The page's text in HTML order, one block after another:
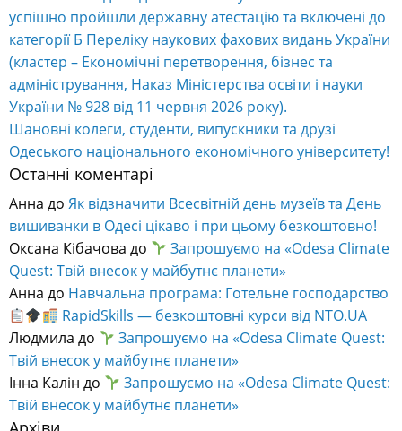
успішно пройшли державну атестацію та включені до
категорії Б Переліку наукових фахових видань України
(кластер – Економічні перетворення, бізнес та
адміністрування, Наказ Міністерства освіти і науки
України № 928 від 11 червня 2026 року).
Шановні колеги, студенти, випускники та друзі
Одеського національного економічного університету!
Останні коментарі
Анна до Як відзначити Всесвітній день музеїв та День
вишиванки в Одесі цікаво і при цьому безкоштовно!
Оксана Кібачова до
Запрошуємо на «Odesa Climate
Quest: Твій внесок у майбутнє планети»
Анна до Навчальна програма: Готельне господарство
RapidSkills — безкоштовні курси від NTO.UA
Людмила до
Запрошуємо на «Odesa Climate Quest:
Твій внесок у майбутнє планети»
Інна Калін до
Запрошуємо на «Odesa Climate Quest:
Твій внесок у майбутнє планети»